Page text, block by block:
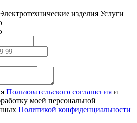
изделия Услуги
Пользовательского соглашения и
моей персональной
Политикой конфиденциальности